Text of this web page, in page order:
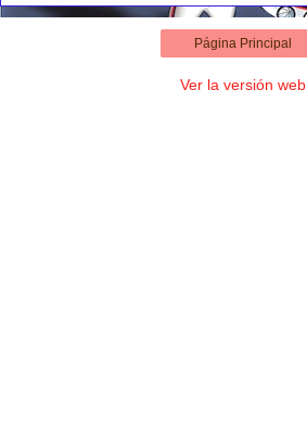
Página Principal
Ver la versión web